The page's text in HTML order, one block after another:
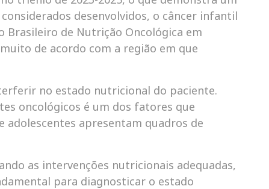
desenvolvidos, o câncer infantil
Brasileiro de Nutrição Oncológica em
de acordo com a região em que
no estado nutricional do paciente.
oncológicos é um dos fatores que
adolescentes apresentam quadros de
as intervenções nutricionais adequadas,
para diagnosticar o estado